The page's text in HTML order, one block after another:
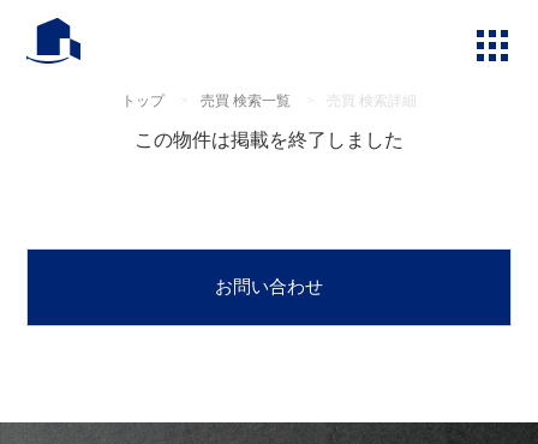
トップ > 売買 検索一覧 > 売買 検索詳細
この物件は掲載を終了しました
お問い合わせ